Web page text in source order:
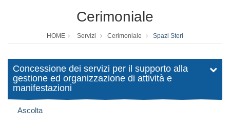
Cerimoniale
HOME Servizi Cerimoniale Spazi Steri
Concessione dei servizi per il supporto alla
gestione ed organizzazione di attività e
manifestazioni
Ascolta